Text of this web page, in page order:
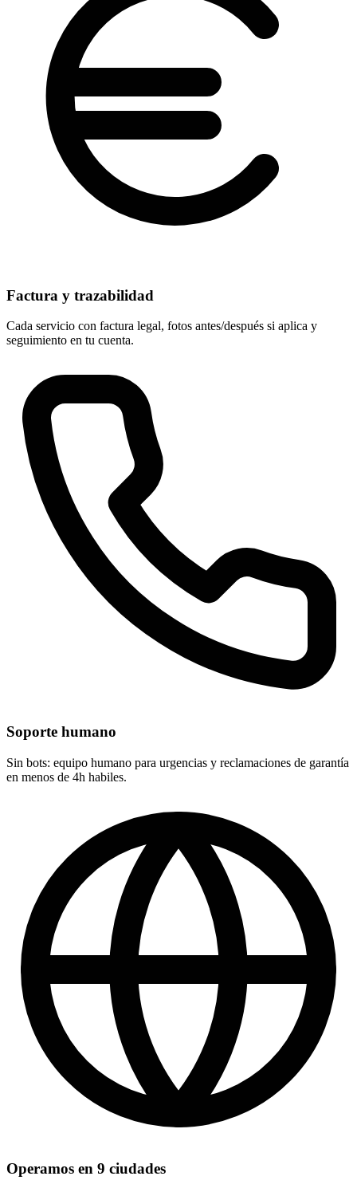
Factura y trazabilidad
Cada servicio con factura legal, fotos antes/después si aplica y
seguimiento en tu cuenta.
Soporte humano
Sin bots: equipo humano para urgencias y reclamaciones de garantía
en menos de 4h habiles.
Operamos en 9 ciudades